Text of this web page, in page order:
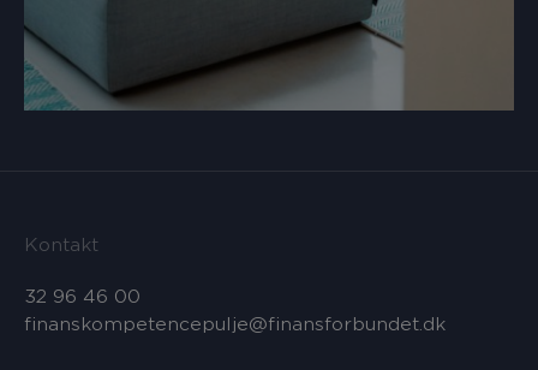
Kontakt
32 96 46 00
finanskompetencepulje@finansforbundet.dk